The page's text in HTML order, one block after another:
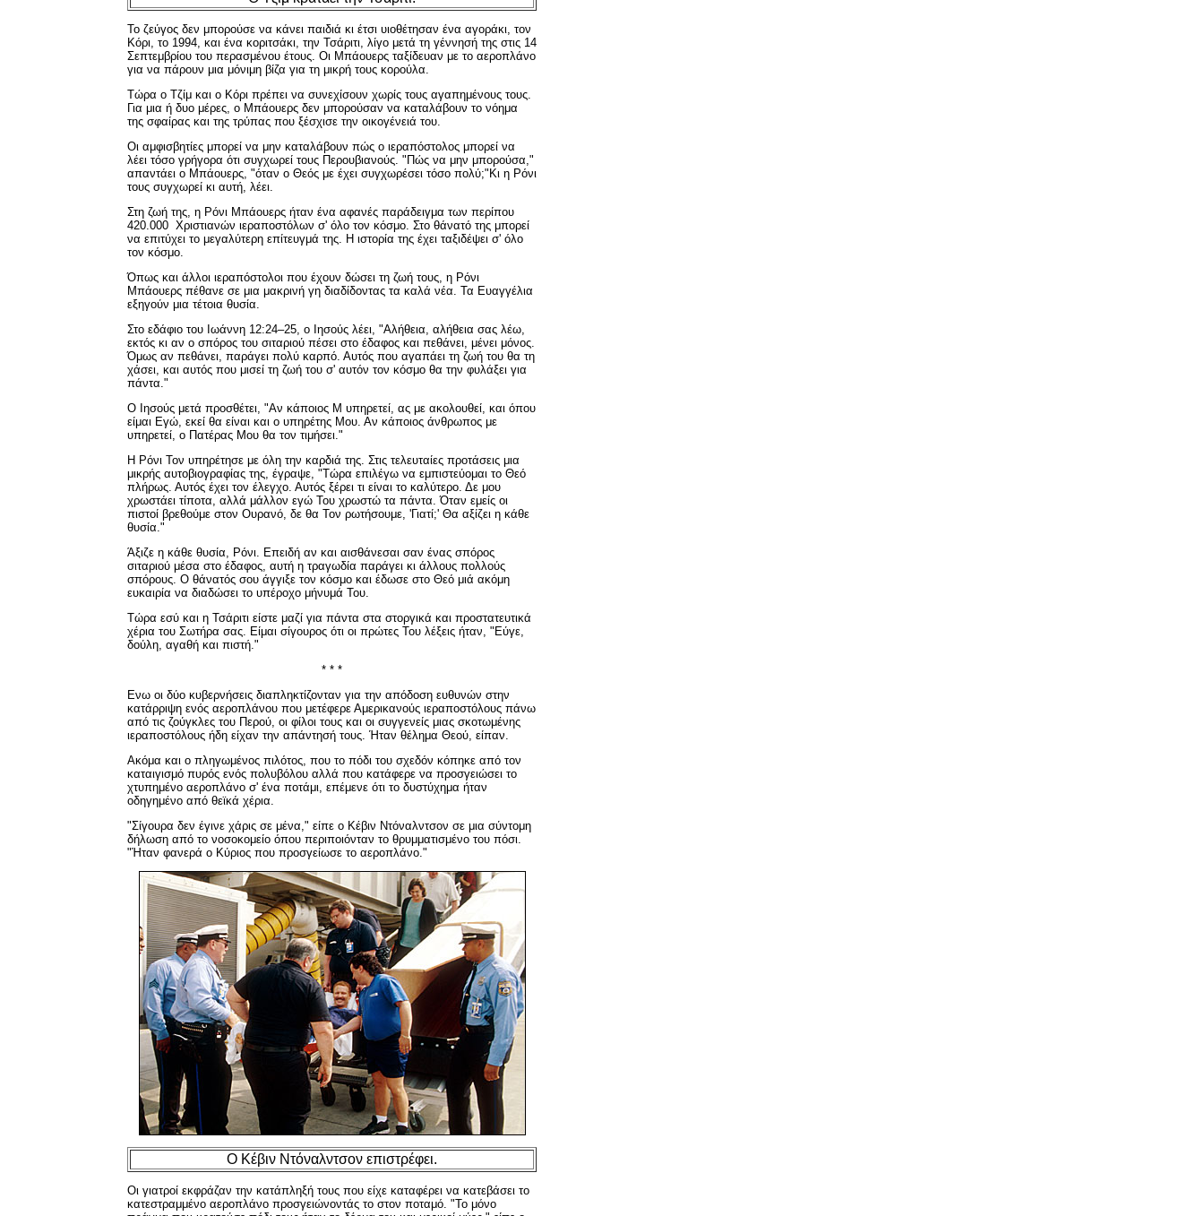
Το ζεύγος δεν μπορούσε να κάνει παιδιά κι έτσι υιοθέτησαν ένα αγοράκι, τον
Κόρι, το 1994, και ένα κοριτσάκι, την Τσάριτι, λίγο μετά τη γέννησή της στις 14
Σεπτεμβρίου του περασμένου έτους. Οι Μπάουερς ταξίδευαν με το αεροπλάνο
για να πάρουν μια μόνιμη βίζα για τη μικρή τους κορούλα.
Τώρα ο Τζίμ και ο Κόρι πρέπει να συνεχίσουν χωρίς τους αγαπημένους τους.
Για μια ή δυο μέρες, ο Μπάουερς δεν μπορούσαν να καταλάβουν το νόημα
της σφαίρας και της τρύπας που ξέσχισε την οικογένειά του.
Οι αμφισβητίες μπορεί να μην καταλάβουν πώς ο ιεραπόστολος μπορεί να
λέει τόσο γρήγορα ότι συγχωρεί τους Περουβιανούς. "Πώς να μην μπορούσα,"
απαντάει ο Μπάουερς, "όταν ο Θεός με έχει συγχωρέσει τόσο πολύ;"Κι η Ρόνι
τους συγχωρεί κι αυτή, λέει.
Στη ζωή της, η Ρόνι Μπάουερς ήταν ένα αφανές παράδειγμα των περίπου
420.000 Χριστιανών ιεραποστόλων σ' όλο τον κόσμο. Στο θάνατό της μπορεί
να επιτύχει το μεγαλύτερη επίτευγμά της. Η ιστορία της έχει ταξιδέψει σ' όλο
τον κόσμο.
Όπως και άλλοι ιεραπόστολοι που έχουν δώσει τη ζωή τους, η Ρόνι
Μπάουερς πέθανε σε μια μακρινή γη διαδίδοντας τα καλά νέα. Τα Ευαγγέλια
εξηγούν μια τέτοια θυσία.
Στο εδάφιο του Ιωάννη 12:24–25, ο Ιησούς λέει, "Αλήθεια, αλήθεια σας λέω,
εκτός κι αν ο σπόρος του σιταριού πέσει στο έδαφος και πεθάνει, μένει μόνος.
Όμως αν πεθάνει, παράγει πολύ καρπό. Αυτός που αγαπάει τη ζωή του θα τη
χάσει, και αυτός που μισεί τη ζωή του σ' αυτόν τον κόσμο θα την φυλάξει για
πάντα."
Ο Ιησούς μετά προσθέτει, "Αν κάποιος Μ υπηρετεί, ας με ακολουθεί, και όπου
είμαι Εγώ, εκεί θα είναι και ο υπηρέτης Μου. Αν κάποιος άνθρωπος με
υπηρετεί, ο Πατέρας Μου θα τον τιμήσει."
Η Ρόνι Τον υπηρέτησε με όλη την καρδιά της. Στις τελευταίες προτάσεις μια
μικρής αυτοβιογραφίας της, έγραψε, "Τώρα επιλέγω να εμπιστεύομαι το Θεό
πλήρως. Αυτός έχει τον έλεγχο. Αυτός ξέρει τι είναι το καλύτερο. Δε μου
χρωστάει τίποτα, αλλά μάλλον εγώ Του χρωστώ τα πάντα. Όταν εμείς οι
πιστοί βρεθούμε στον Ουρανό, δε θα Τον ρωτήσουμε, 'Γιατί;' Θα αξίζει η κάθε
θυσία."
Άξιζε η κάθε θυσία, Ρόνι. Επειδή αν και αισθάνεσαι σαν ένας σπόρος
σιταριού μέσα στο έδαφος, αυτή η τραγωδία παράγει κι άλλους πολλούς
σπόρους. Ο θάνατός σου άγγιξε τον κόσμο και έδωσε στο Θεό μιά ακόμη
ευκαιρία να διαδώσει το υπέροχο μήνυμά Του.
Τώρα εσύ και η Τσάριτι είστε μαζί για πάντα στα στοργικά και προστατευτικά
χέρια του Σωτήρα σας. Είμαι σίγουρος ότι οι πρώτες Του λέξεις ήταν, "Εύγε,
δούλη, αγαθή και πιστή."
* * *
Ενω οι δύο κυβερνήσεις διαπληκτίζονταν για την απόδοση ευθυνών στην
κατάρριψη ενός αεροπλάνου που μετέφερε Αμερικανούς ιεραποστόλους πάνω
από τις ζούγκλες του Περού, οι φίλοι τους και οι συγγενείς μιας σκοτωμένης
ιεραποστόλους ήδη είχαν την απάντησή τους. Ήταν θέλημα Θεού, είπαν.
Ακόμα και ο πληγωμένος πιλότος, που το πόδι του σχεδόν κόπηκε από τον
καταιγισμό πυρός ενός πολυβόλου αλλά που κατάφερε να προσγειώσει το
χτυπημένο αεροπλάνο σ' ένα ποτάμι, επέμενε ότι το δυστύχημα ήταν
οδηγημένο από θεϊκά χέρια.
"Σίγουρα δεν έγινε χάρις σε μένα," είπε ο Κέβιν Ντόναλντσον σε μια σύντομη
δήλωση από το νοσοκομείο όπου περιποιόνταν το θρυμματισμένο του πόσι.
"Ήταν φανερά ο Κύριος που προσγείωσε το αεροπλάνο."
Ο Κέβιν Ντόναλντσον επιστρέφει.
Οι γιατροί εκφράζαν την κατάπληξή τους που είχε καταφέρει να κατεβάσει το
κατεστραμμένο αεροπλάνο προσγειώνοντάς το στον ποταμό. "Το μόνο